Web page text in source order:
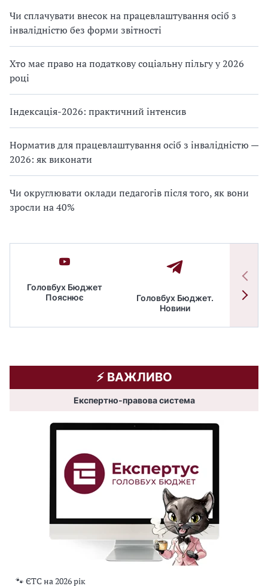
Чи сплачувати внесок на працевлаштування осіб з
інвалідністю без форми звітності
Хто має право на податкову соціальну пільгу у 2026
році
Індексація-2026: практичний інтенсив
Норматив для працевлаштування осіб з інвалідністю —
2026: як виконати
Чи округлювати оклади педагогів після того, як вони
зросли на 40%
Головбух Бюджет
Пояснює
Головбух Бюджет.
Новини
⚡️ ВАЖЛИВО
Експертно-правова система
🐾 ЄТС на 2026 рік